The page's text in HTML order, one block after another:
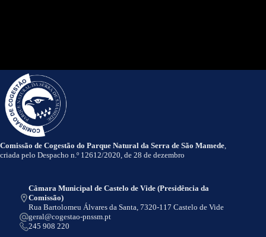
Comissão de Cogestão do Parque Natural da Serra de São Mamede,
criada pelo Despacho n.º 12612/2020, de 28 de dezembro
Câmara Municipal de Castelo de Vide (Presidência da
Comissão)
Rua Bartolomeu Álvares da Santa, 7320-117 Castelo de Vide
geral@cogestao-pnssm.pt
245 908 220